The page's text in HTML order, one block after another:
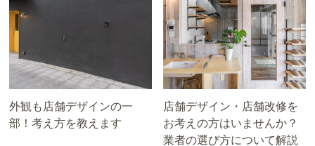
外観も店舗デザインの一
部！考え方を教えます
店舗デザイン・店舗改修を
お考えの方はいませんか？
業者の選び方について解説